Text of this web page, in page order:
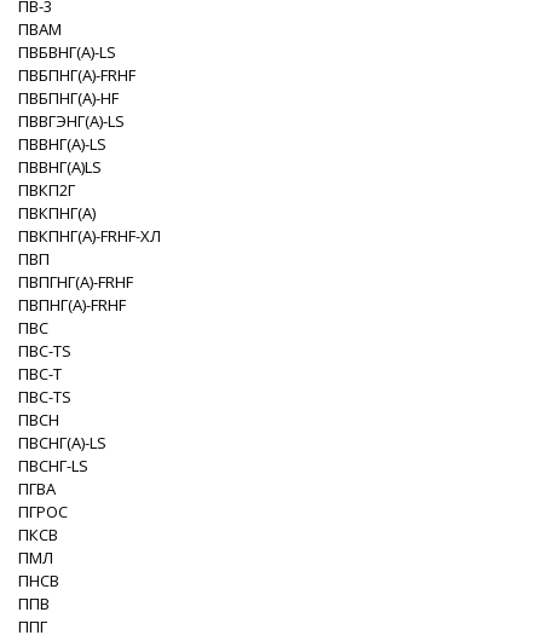
ПВ-3
ПВАМ
ПВБВНГ(A)-LS
ПВБПНГ(A)-FRHF
ПВБПНГ(A)-HF
ПВВГЭНГ(A)-LS
ПВВНГ(A)-LS
ПВВНГ(A)LS
ПВКП2Г
ПВКПНГ(A)
ПВКПНГ(A)-FRHF-XЛ
ПВП
ПВПГНГ(A)-FRHF
ПВПНГ(A)-FRHF
ПВС
ПВС-TS
ПВС-Т
ПВС-ТS
ПВСН
ПВСНГ(A)-LS
ПВСНГ-LS
ПГВА
ПГРОС
ПКСВ
ПМЛ
ПНСВ
ППВ
ППГ